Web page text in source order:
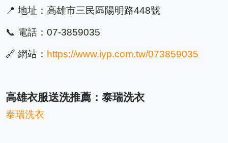
📍 地址：高雄市三民區陽明路448號
📞 電話：07-3859035
🔗 網站： https://www.iyp.com.tw/073859035
高雄衣服送洗推薦：泰瑞洗衣
泰瑞洗衣